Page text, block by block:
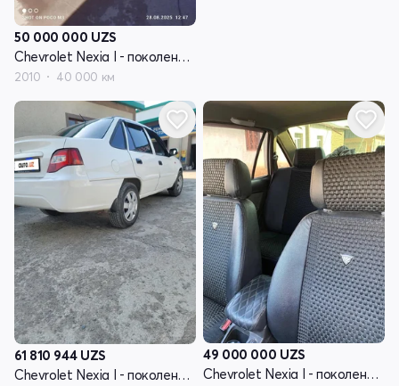
50 000 000 UZS
Chevrolet Nexia I - поколение рестайлинг
2010 40 000 км
61 810 944 UZS
Chevrolet Nexia I - поколение рестайлинг
49 000 000 UZS
Chevrolet Nexia I - поколение рестайлинг